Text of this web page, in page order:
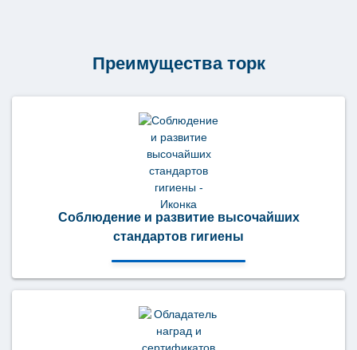
листов
W10
Преимущества торк
Соблюдение и развитие высочайших
стандартов гигиены